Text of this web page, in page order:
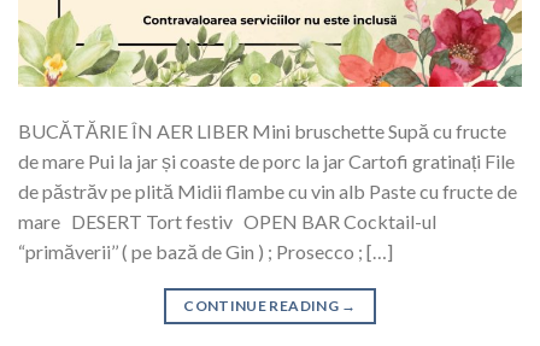
BUCĂTĂRIE ÎN AER LIBER Mini bruschette Supă cu fructe
de mare Pui la jar și coaste de porc la jar Cartofi gratinați File
de păstrăv pe plită Midii flambe cu vin alb Paste cu fructe de
mare DESERT Tort festiv OPEN BAR Cocktail-ul
“primăverii’’ ( pe bază de Gin ) ; Prosecco ; […]
CONTINUE READING →